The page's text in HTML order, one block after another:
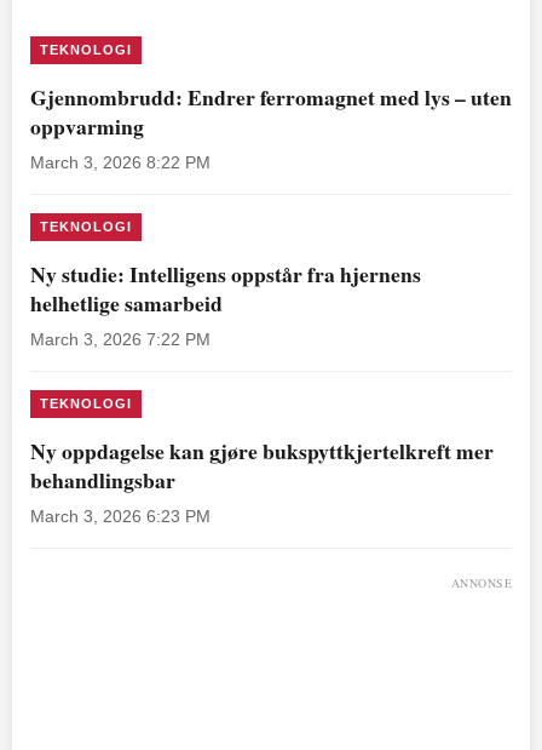
TEKNOLOGI
Gjennombrudd: Endrer ferromagnet med lys – uten
oppvarming
March 3, 2026 8:22 PM
TEKNOLOGI
Ny studie: Intelligens oppstår fra hjernens
helhetlige samarbeid
March 3, 2026 7:22 PM
TEKNOLOGI
Ny oppdagelse kan gjøre bukspyttkjertelkreft mer
behandlingsbar
March 3, 2026 6:23 PM
ANNONSE